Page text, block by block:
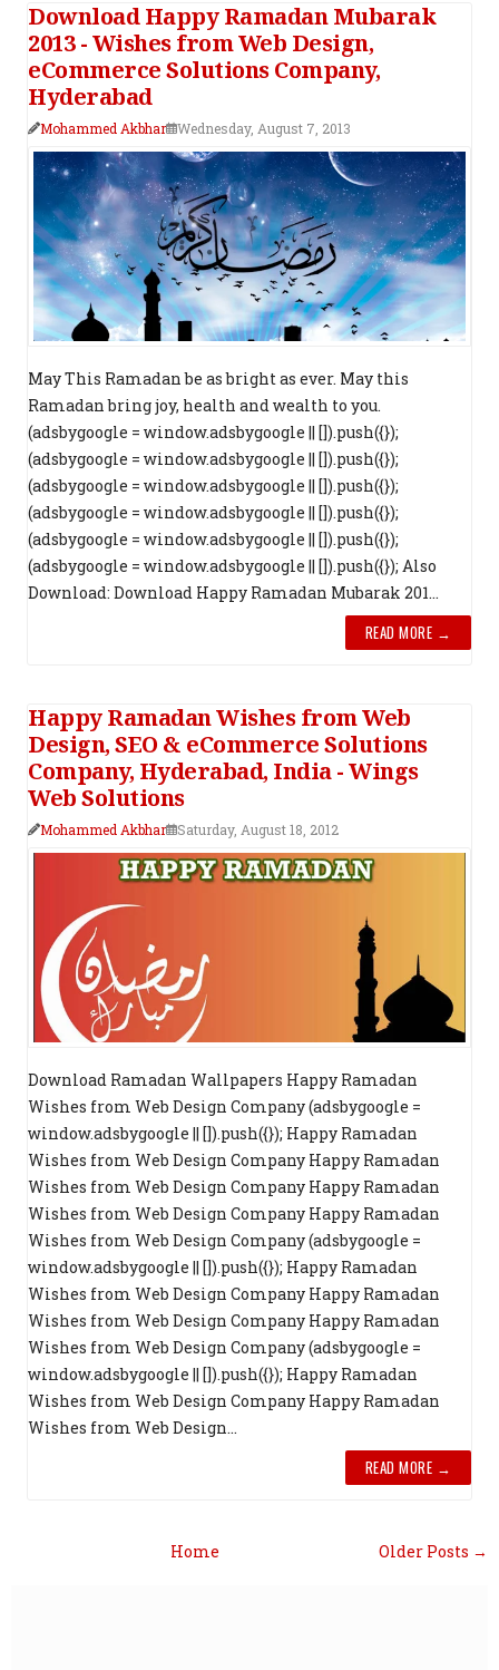
Download Happy Ramadan Mubarak
2013 - Wishes from Web Design,
eCommerce Solutions Company,
Hyderabad
Mohammed Akbhar Wednesday, August 7, 2013
May This Ramadan be as bright as ever. May this
Ramadan bring joy, health and wealth to you.
(adsbygoogle = window.adsbygoogle || []).push({});
(adsbygoogle = window.adsbygoogle || []).push({});
(adsbygoogle = window.adsbygoogle || []).push({});
(adsbygoogle = window.adsbygoogle || []).push({});
(adsbygoogle = window.adsbygoogle || []).push({});
(adsbygoogle = window.adsbygoogle || []).push({}); Also
Download: Download Happy Ramadan Mubarak 201...
READ MORE →
Happy Ramadan Wishes from Web
Design, SEO & eCommerce Solutions
Company, Hyderabad, India - Wings
Web Solutions
Mohammed Akbhar Saturday, August 18, 2012
Download Ramadan Wallpapers Happy Ramadan
Wishes from Web Design Company (adsbygoogle =
window.adsbygoogle || []).push({}); Happy Ramadan
Wishes from Web Design Company Happy Ramadan
Wishes from Web Design Company Happy Ramadan
Wishes from Web Design Company Happy Ramadan
Wishes from Web Design Company (adsbygoogle =
window.adsbygoogle || []).push({}); Happy Ramadan
Wishes from Web Design Company Happy Ramadan
Wishes from Web Design Company Happy Ramadan
Wishes from Web Design Company (adsbygoogle =
window.adsbygoogle || []).push({}); Happy Ramadan
Wishes from Web Design Company Happy Ramadan
Wishes from Web Design...
READ MORE →
Older Posts →
Home